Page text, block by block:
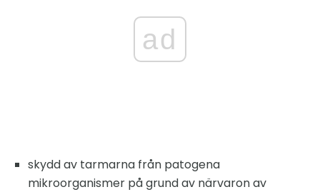
ad
skydd av tarmarna från patogena
mikroorganismer på grund av närvaron av